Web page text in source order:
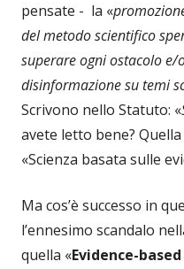
pensate - la «
del metodo scientifico
superare ogni ostacolo e/
disinformazione su temi
Scrivono nello Statuto: «
avete letto bene?
«Scienza basata sulle
Ma cos’è successo in
l’ennesimo scandalo
quella «Evidence-